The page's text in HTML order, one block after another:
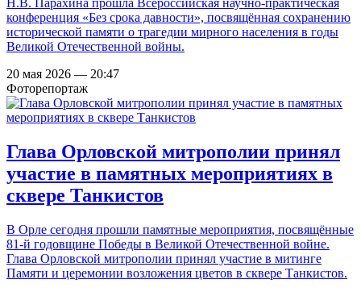
Н.В. Парахина прошла Всероссийская научно-практическая
конференция «Без срока давности», посвящённая сохранению
исторической памяти о трагедии мирного населения в годы
Великой Отечественной войны.
20 мая 2026 — 20:47
Фоторепортаж
Глава Орловской митрополии принял
участие в памятных мероприятиях в
сквере Танкистов
В Орле сегодня прошли памятные мероприятия, посвящённые
81-й годовщине Победы в Великой Отечественной войне.
Глава Орловской митрополии принял участие в митинге
Памяти и церемонии возложения цветов в сквере Танкистов.